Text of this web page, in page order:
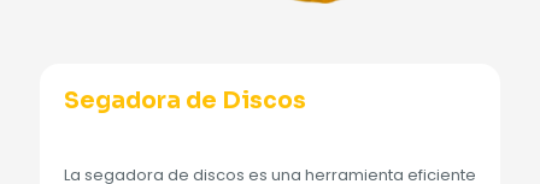
Segadora de Discos
La segadora de discos es una herramienta eficiente